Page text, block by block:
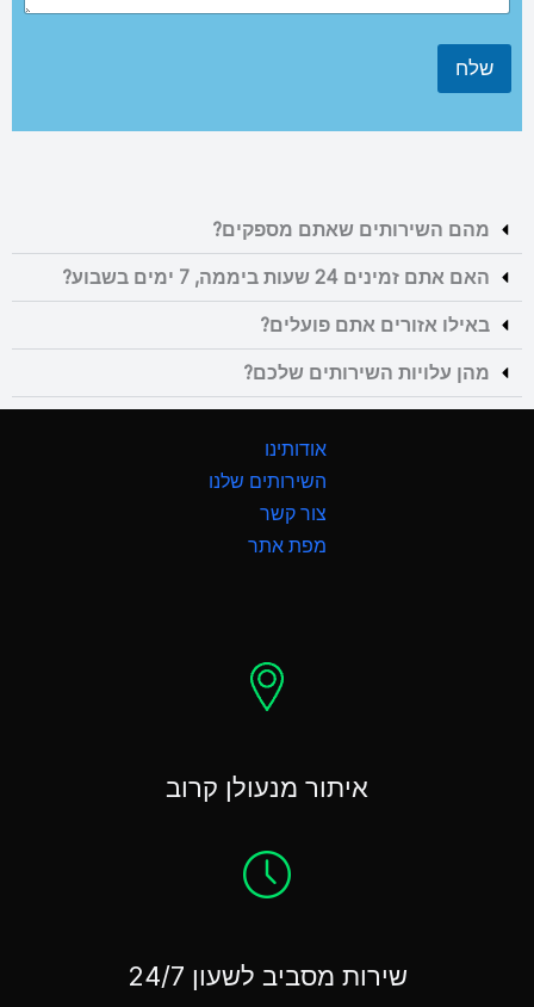
שלח
מהם השירותים שאתם מספקים?
האם אתם זמינים 24 שעות ביממה, 7 ימים בשבוע?
באילו אזורים אתם פועלים?
מהן עלויות השירותים שלכם?
אודותינו
השירותים שלנו
צור קשר
מפת אתר
איתור מנעולן קרוב
שירות מסביב לשעון 24/7